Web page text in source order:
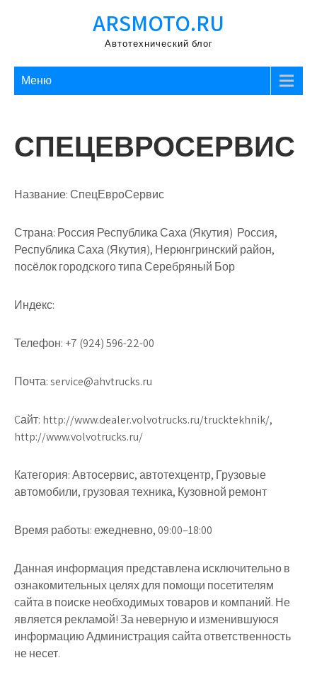
ARSMOTO.RU
Автотехнический блог
Меню
СПЕЦЕВРОСЕРВИС
Название:СпецЕвроСервис
Страна: Россия Республика Саха (Якутия) Россия,
Республика Саха (Якутия), Нерюнгринский район,
посёлок городского типа Серебряный Бор
Индекс:
Телефон: +7 (924) 596-22-00
Почта:service@ahvtrucks.ru
Cайт: http://www.dealer.volvotrucks.ru/trucktekhnik/,
http://www.volvotrucks.ru/
Категория:Автосервис, автотехцентр, Грузовые
автомобили, грузовая техника, Кузовной ремонт
Время работы:ежедневно, 09:00–18:00
Данная информация представлена исключительно в
ознакомительных целях для помощи посетителям
сайта в поиске необходимых товаров и компаний. Не
является рекламой! За неверную и изменившуюся
информацию Администрация сайта ответственность
не несет.